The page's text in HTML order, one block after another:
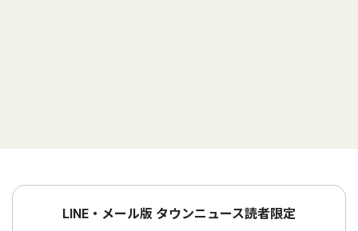
LINE・メール版 タウンニュース読者限定